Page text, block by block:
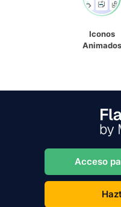
Iconos
Animados
Acceso